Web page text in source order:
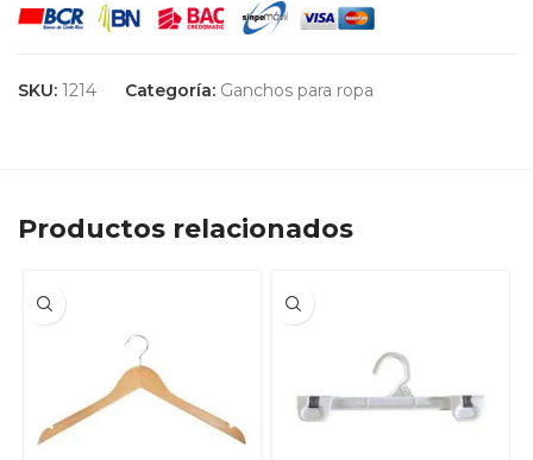
SKU: 1214 Categoría: Ganchos para ropa
Productos relacionados